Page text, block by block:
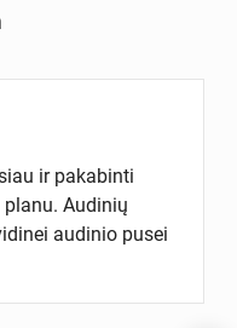
ir pakabinti
Audinių
audinio pusei